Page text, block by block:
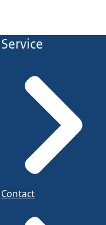
Service
Contact